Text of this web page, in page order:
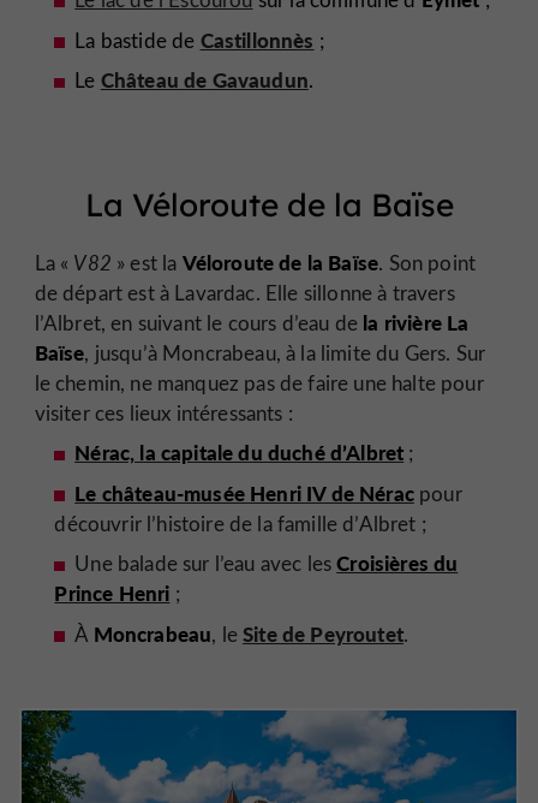
La bastide de Castillonnès ;
Le Château de Gavaudun.
La Véloroute de la Baïse
La « V82 » est la Véloroute de la Baïse. Son point
de départ est à Lavardac. Elle sillonne à travers
l’Albret, en suivant le cours d’eau de la rivière La
Baïse, jusqu’à Moncrabeau, à la limite du Gers. Sur
le chemin, ne manquez pas de faire une halte pour
visiter ces lieux intéressants :
Nérac, la capitale du duché d’Albret ;
Le château-musée Henri IV de Néracpour
découvrir l’histoire de la famille d’Albret ;
Une balade sur l’eau avec lesCroisières du
Prince Henri ;
À Moncrabeau, leSite de Peyroutet.